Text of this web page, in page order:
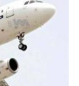
اليمنية
الاثنين